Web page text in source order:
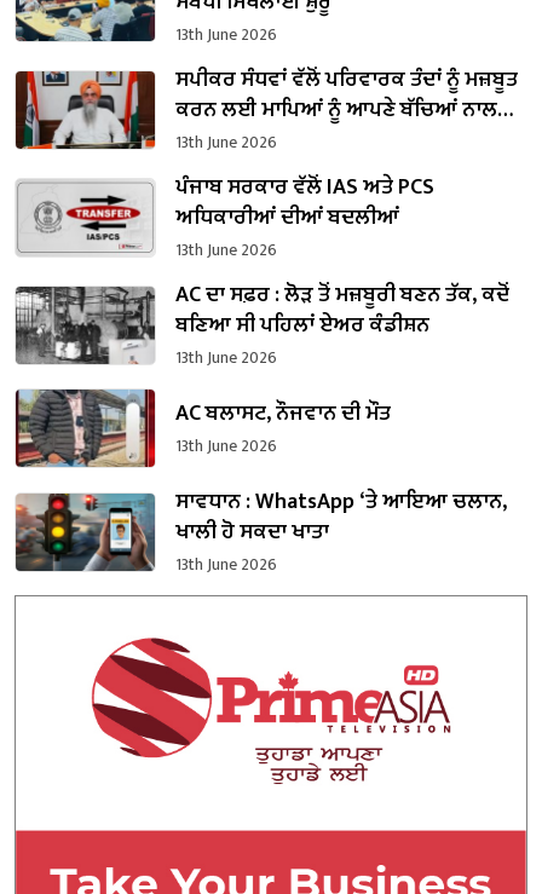
13th June 2026
ਸਪੀਕਰ ਸੰਧਵਾਂ ਵੱਲੋਂ ਪਰਿਵਾਰਕ ਤੰਦਾਂ ਨੂੰ ਮਜ਼ਬੂਤ
ਕਰਨ ਲਈ ਮਾਪਿਆਂ ਨੂੰ ਆਪਣੇ ਬੱਚਿਆਂ ਨਾਲ
ਵੱਧ ਤੋਂ ਵੱਧ ਸਮਾਂ ਬਿਤਾਉਣ ਦੀ ਅਪੀਲ
13th June 2026
ਪੰਜਾਬ ਸਰਕਾਰ ਵੱਲੋਂ IAS ਅਤੇ PCS
ਅਧਿਕਾਰੀਆਂ ਦੀਆਂ ਬਦਲੀਆਂ
13th June 2026
AC ਦਾ ਸਫ਼ਰ : ਲੋੜ ਤੋਂ ਮਜ਼ਬੂਰੀ ਬਣਨ ਤੱਕ, ਕਦੋਂ
ਬਣਿਆ ਸੀ ਪਹਿਲਾਂ ਏਅਰ ਕੰਡੀਸ਼ਨ
13th June 2026
AC ਬਲਾਸਟ, ਨੌਜਵਾਨ ਦੀ ਮੌਤ
13th June 2026
ਸਾਵਧਾਨ : WhatsApp ‘ਤੇ ਆਇਆ ਚਲਾਨ,
ਖਾਲੀ ਹੋ ਸਕਦਾ ਖਾਤਾ
13th June 2026